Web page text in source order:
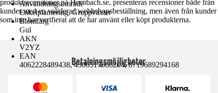
Användningsområde
Enkelplantering, Gruppväxter
Blomfärg
Gul
AKN
V2YZ
EAN
4062228489438, 4306517866204, 8719689294168
produktrecensioner på Hornbach.se, presenteras recensioner både från
kunder med en validerad webbshopsbeställning, men även från kunder
som inte har verifierat att de har använt eller köpt produkterna.
Betalningsmöjligheter